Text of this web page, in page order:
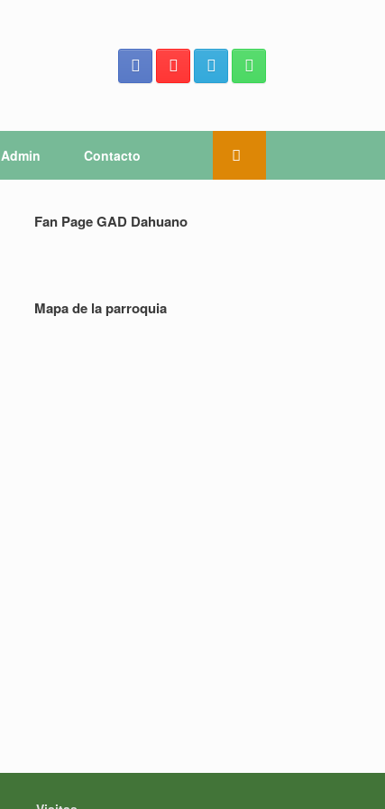
Admin Contacto
Fan Page GAD Dahuano
Mapa de la parroquia